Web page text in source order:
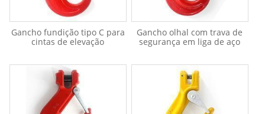
Gancho fundição tipo C para
cintas de elevação
Gancho olhal com trava de
segurança em liga de aço